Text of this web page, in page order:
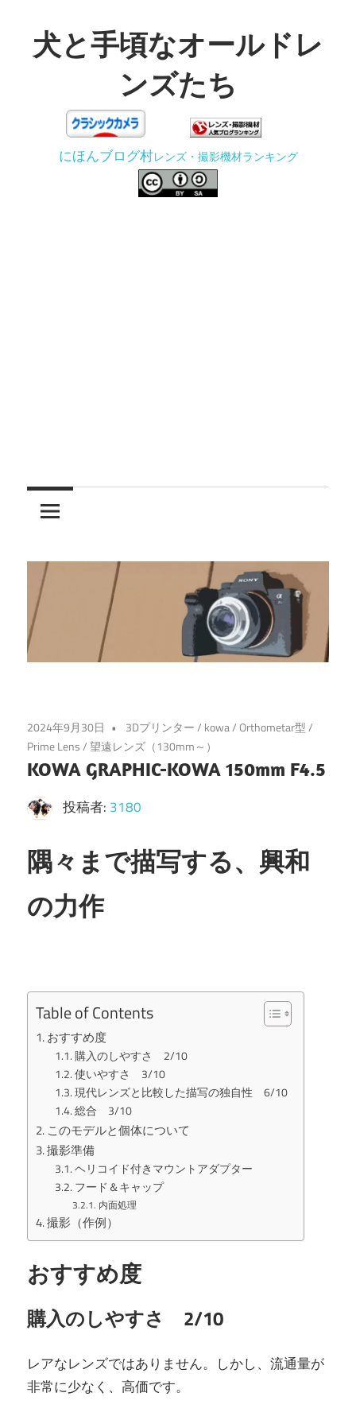
テ犬と手頃なオールドレ
ンズたち
う
にほんブログ村レンズ・撮影機材ランキング
2024年9月30日 3Dプリンター/ kowa/Orthometar型/
Prime Lens/望遠レンズ（130mm～）
KOWA GRAPHIC-KOWA 150mm F4.5
投稿者: 3180
隅々まで描写する、興和
の力作
Table of Contents
おすすめ度
購入のしやすさ 2/10
使いやすさ 3/10
現代レンズと比較した描写の独自性 6/10
総合 3/10
このモデルと個体について
撮影準備
ヘリコイド付きマウントアダプター
フード＆キャップ
内面処理
撮影（作例）
おすすめ度
購入のしやすさ 2/10
レアなレンズではありません。しかし、流通量が
非常に少なく、高価です。